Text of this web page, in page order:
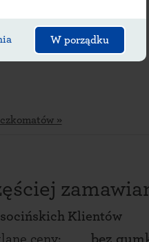
W porządku
»
Klientów
ceny:
bez